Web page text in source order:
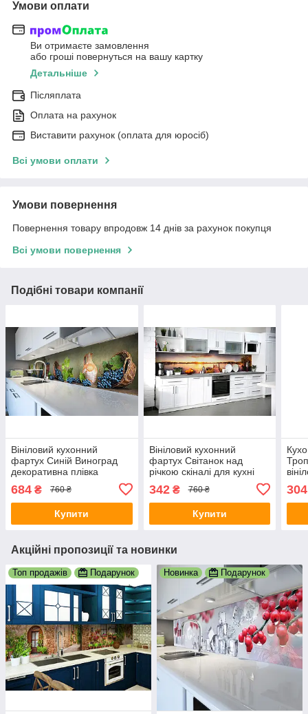
Умови оплати
Ви отримаєте замовлення
або гроші повернуться на вашу картку
Детальніше
Післяплата
Оплата на рахунок
Виставити рахунок (оплата для юросіб)
Всі умови оплати
Умови повернення
Повернення товару впродовж 14 днів за рахунок покупця
Всі умови повернення
Подібні товари компанії
Вініловий кухонний
фартух Синій Виноград
декоративна плівка
наклейка скіналі ПВХ лоза
ягоди Зелений 600х3000
мм
684 ₴ 760 ₴
Купити
Вініловий кухонний
фартух Світанок над
річкою скіналі для кухні
наклейка ПВХ сонце вода
озеро Бежевий 600х3000
мм
342₴ 760 ₴
Купити
304
Акційні пропозиції та новинки
Топ продажів Подарунок Новинка Подарунок